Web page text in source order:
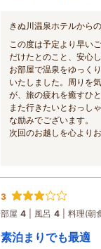
きぬ川温泉ホテルから
この度は予定より早い
だけたとのこと、安心
お部屋で温泉をゆっく
いたしました。周りを
が、旅の疲れを癒すひ
また行きたいとおっし
な励みでございます。
次回のお越しを心より
3
部屋 4 風呂 4 料理(朝
素泊まりでも最適